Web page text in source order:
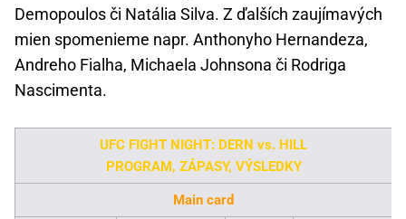
Demopoulos či Natália Silva. Z ďalších zaujímavých
mien spomenieme napr. Anthonyho Hernandeza,
Andreho Fialha, Michaela Johnsona či Rodriga
Nascimenta.
UFC FIGHT NIGHT: DERN vs. HILL
PROGRAM, ZÁPASY, VÝSLEDKY
Main card